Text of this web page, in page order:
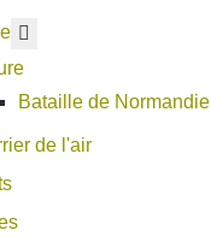
Bataille de Normandie
de l'air